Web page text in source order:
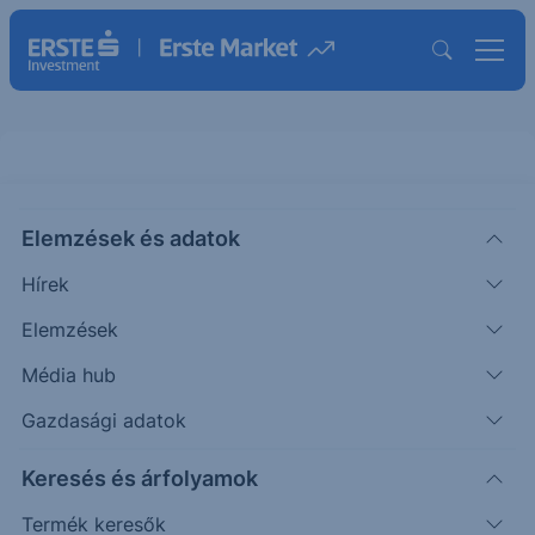
Elemzések és adatok
Hírek
Elemzések
Média hub
Gazdasági adatok
Keresés és árfolyamok
Termék keresők
24
ISIN: AT0000A2ZGY0
Note 22-24
Kibocsátó
Erste Group Bank AG